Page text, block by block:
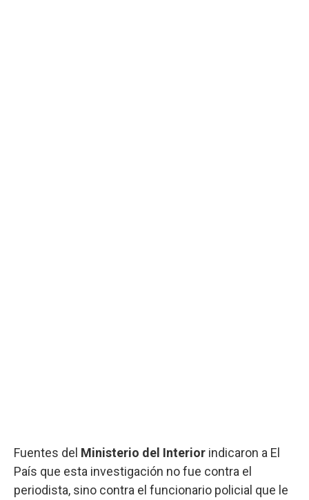
Fuentes del Ministerio del Interior indicaron a El
País que esta investigación no fue contra el
periodista, sino contra el funcionario policial que le